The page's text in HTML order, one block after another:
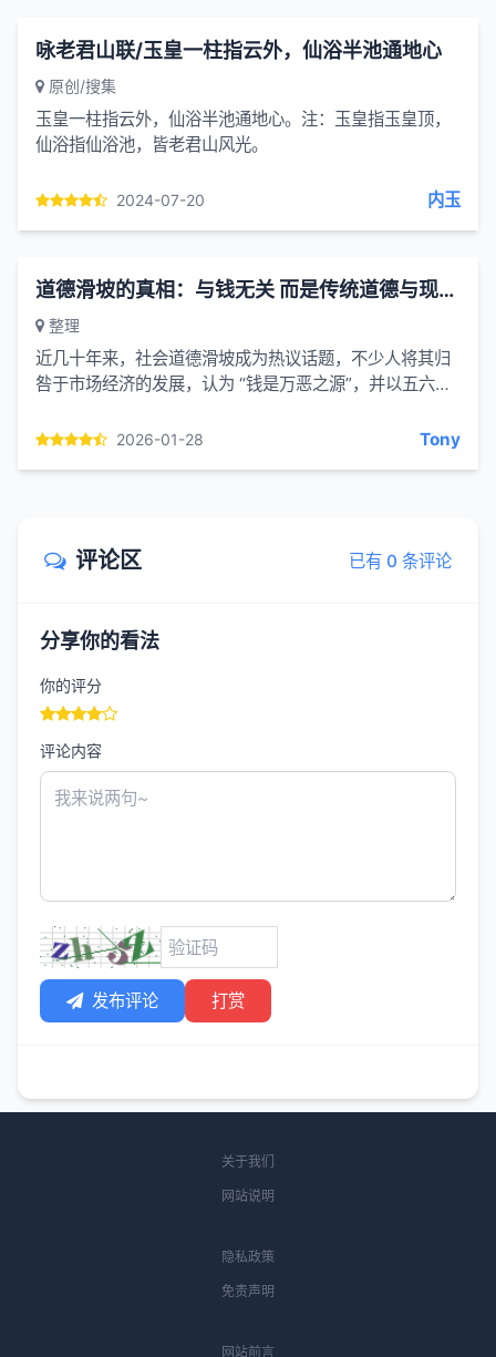
咏老君山联/玉皇一柱指云外，仙浴半池通地心
原创/搜集
玉皇一柱指云外，仙浴半池通地心。注：玉皇指玉皇顶，
仙浴指仙浴池，皆老君山风光。
2024-07-20 内玉
道德滑坡的真相：与钱无关 而是传统道德与现代社会的适配困境
整理
近几十年来，社会道德滑坡成为热议话题，不少人将其归
咎于市场经济的发展，认为 “钱是万恶之源”，并以五六十
的...
2026-01-28 Tony
评论区 已有 0 条评论
分享你的看法
你的评分
评论内容
发布评论 打赏
关于我们
网站说明
隐私政策
免责声明
网站前言